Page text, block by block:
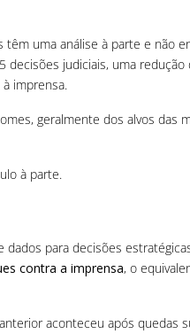
uma análise à parte e não
decisões judiciais, uma
imprensa.
geralmente dos alvos das
à parte.
para decisões
contra a imprensa, o
aconteceu após quedas